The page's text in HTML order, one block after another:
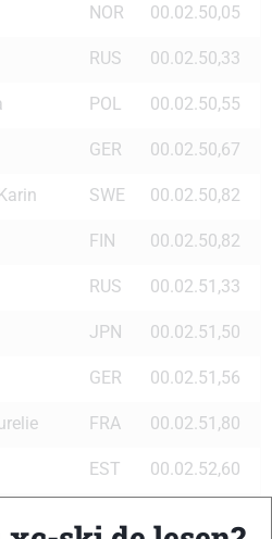
NOR 00.02.50,05
RUS 00.02.50,33
POL 00.02.50,55
GER 00.02.50,67
SWE 00.02.50,82
FIN 00.02.50,82
RUS 00.02.51,33
JPN 00.02.51,50
GER 00.02.51,56
FRA 00.02.51,80
EST 00.02.52,60